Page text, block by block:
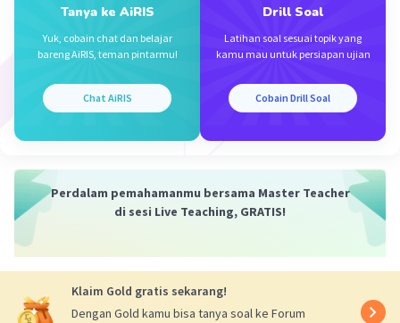
RTotal = Rp + r
= 2 + 1
= 3 𝞨
Mencari Kuat Arus (I)
= 3/3
Tanya ke AiRIS
Yuk, cobain chat dan belajar
bareng AiRIS, teman pintarmu!
Chat AiRIS
Drill Soal
Latihan soal sesuai topik yang
kamu mau untuk persiapan ujian
Cobain Drill Soal
Perdalam pemahamanmu bersama Master Teacher
di sesi Live Teaching, GRATIS!
Klaim Gold gratis sekarang!
Dengan Gold kamu bisa tanya soal ke Forum